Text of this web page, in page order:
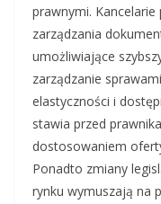
prawnymi.
zarządzania
umożliwiające
zarządzanie
elastyczności i
stawia przed
dostosowaniem
Ponadto zmiany
rynku wymuszają na